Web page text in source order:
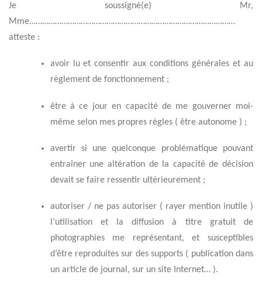
Je soussigné(e) Mr,
Mme……………………………………………………………………………………
atteste :
avoir lu et consentir aux conditions générales et au
règlement de fonctionnement ;
être à ce jour en capacité de me gouverner moi-
même selon mes propres règles ( être autonome ) ;
avertir si une quelconque problématique pouvant
entraîner une altération de la capacité de décision
devait se faire ressentir ultérieurement ;
autoriser / ne pas autoriser ( rayer mention inutile )
l’utilisation et la diffusion à titre gratuit de
photographies me représentant, et susceptibles
d’être reproduites sur des supports ( publication dans
un article de journal, sur un site Internet… ).